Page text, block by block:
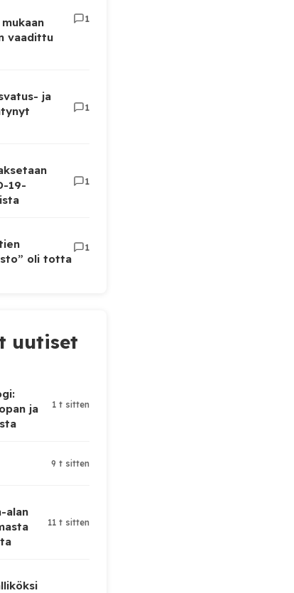
vaadittu
1
ja
1
19-
1
oli totta
1
uutiset
ja
1 t sitten
9 t sitten
alan
11 t sitten